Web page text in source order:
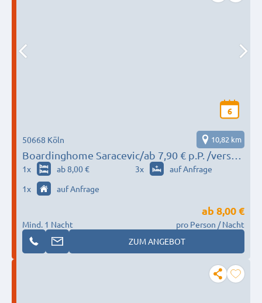
6
Boardinghome Saracevic/ab 7,90 € p.P. /versch.
Standorte!
50668 Köln 10,82 km
1x ab 8,00 € 3x
auf Anfrage
1x auf Anfrage
Mind. 1 Nacht
ab 8,00 €
pro Person / Nacht
ZUM ANGEBOT